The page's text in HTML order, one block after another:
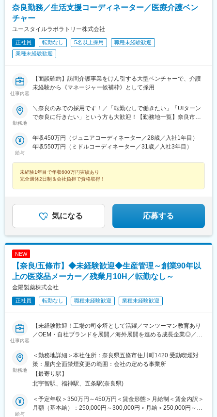
奈良勤務／生活支援コーディネーター／医療介護ベン
チャー
ユースタイルラボラトリー株式会社
正社員 転勤なし 5名以上採用
職種未経験歓迎
業種未経験歓迎
仕事内容
【面談確約】訪問介護事業をけん引する大型ベンチャーで、介護
未経験から《マネージャー候補枠》として採用
勤務地
＼奈良のみでの採用です！／「転勤なしで働きたい」「UIターン
で奈良に行きたい」という方も大歓迎！【勤務地一覧】奈良市、
駒市、香芝市、平群町、三郷町、斑鳩町、安堵町、川西町、三宅
町、田原本町、上牧町、王寺町、広陵町、河合町、葛城市※希望勤
務地を踏まえて配属決定します※受動喫煙対策あり＝＝＝☆将来的
住支援あり（規定有）・UIターン転勤希望者への年間の支援あり
（規定有）☆マイカー通勤手当あり（1回200円）
給与
年収450万円（ジュニアコーディネーター／28歳／入社1年目）
年収550万円（ミドルコーディネーター／31歳／入社3年目）
未経験1年目で年収600万円実績あり
完全週休2日制＆会社負担で資格取得！
気になる 応募する
NEW
【奈良/五條市】◆未経験歓迎◆生産管理～創業90年以
上の医薬品メーカー／残業月10H／転勤なし～
金陽製薬株式会社
正社員 転勤なし 職種未経験歓迎 業種未経験歓迎
仕事内容
【未経験歓迎！工場の司令塔として活躍／マンツーマン教育あり
／OEM・自社ブランドを展開／海外展開を進める成長企業◎／残
■仕事内容
栄養ドリンクや漢方関連製品を展開する当社にて、生産管理業務
をお任せします。生産管理は、製品づくりがスムーズに進むよう
製造スケジュールや原材料の手配を行う仕事です。製造部門や取
引先と連携しながら、モノづくりを支えていただきます。
＜具体的な業務＞
勤務地
＜勤務地詳細＞本社住所：奈良県五條市住川町1420 受動喫煙対
策：屋内全面禁煙変更の範囲：会社の定める事業所
【最寄り駅】
北宇智駅、福神駅、五条駅(奈良県)
給与
＜予定年収＞350万円～450万円＜賃金形態＞月給制＜賃金内訳＞
月額（基本給）：250,000円～300,000円＜月給＞250,000円～